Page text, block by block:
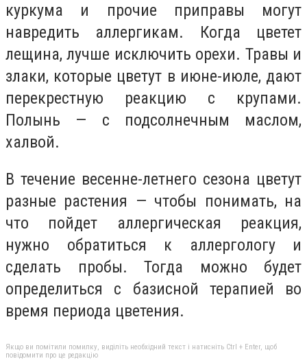
куркума и прочие приправы могут
навредить аллергикам. Когда цветет
лещина, лучше исключить орехи. Травы и
злаки, которые цветут в июне-июле, дают
перекрестную реакцию с крупами.
Полынь — с подсолнечным маслом,
халвой.
В течение весенне-летнего сезона цветут
разные растения — чтобы понимать, на
что пойдет аллергическая реакция,
нужно обратиться к аллергологу и
сделать пробы. Тогда можно будет
определиться с базисной терапией во
время периода цветения.
Якщо ви помітили помилку, виділіть необхідний текст і натисніть Ctrl + Enter, щоб
повідомити про це редакцію